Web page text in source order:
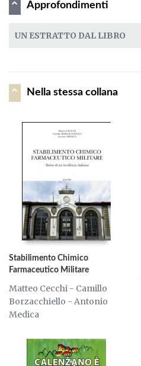
Approfondimenti
UN ESTRATTO DAL LIBRO
Nella stessa collana
Stabilimento Chimico
Farmaceutico Militare
Matteo Cecchi - Camillo
Borzacchiello - Antonio
Medica